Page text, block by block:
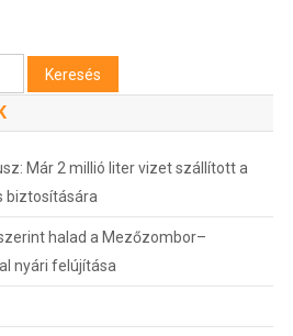
Már 2 millió liter vizet szállított a
biztosítására
halad a Mezőzombor–
nyári felújítása